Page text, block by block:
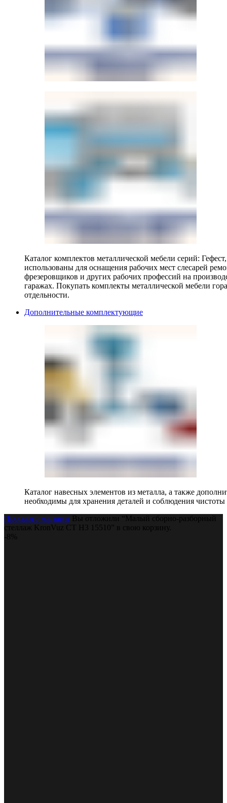
Каталог комплектов металлической мебели серий:
использованы для оснащения рабочих мест слесарей
фрезеровщиков и других рабочих профессий на
гаражах. Покупать комплекты металлической мебели
отдельности.
Дополнительные комплектующие
Каталог навесных элементов из металла, а также
необходимы для хранения деталей и соблюдения чистоты
Просмотр корзины Вы отложили “Малый сборно-разборный
стеллаж KronVuz СТ H3 15510” в свою корзину.
-8%